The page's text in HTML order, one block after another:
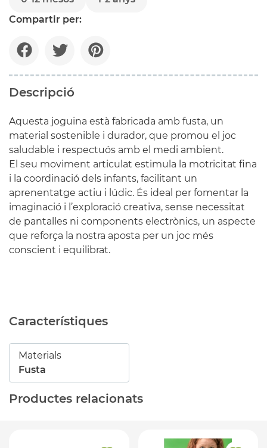
Compartir per:
Descripció
Aquesta joguina està fabricada amb fusta, un
material sostenible i durador, que promou el joc
saludable i respectuós amb el medi ambient.
El seu moviment articulat estimula la motricitat fina
i la coordinació dels infants, facilitant un
aprenentatge actiu i lúdic. És ideal per fomentar la
imaginació i l’exploració creativa, sense necessitat
de pantalles ni components electrònics, un aspecte
que reforça la nostra aposta per un joc més
conscient i equilibrat.
Característiques
Materials
Fusta
Productes relacionats